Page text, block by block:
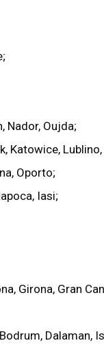
Nador, Oujda;
Katowice,
Oporto;
Iasi;
Girona, Gran
Dalaman,